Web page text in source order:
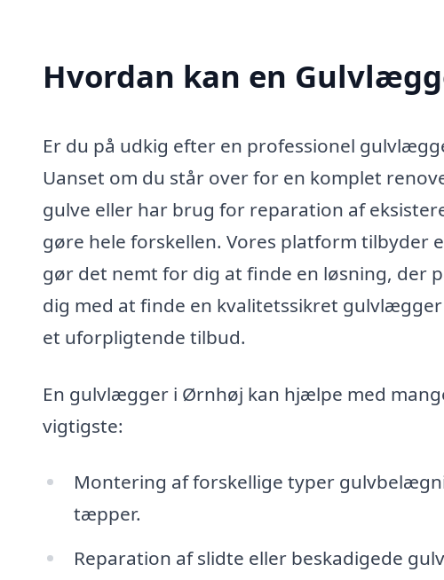
Hvordan kan en
Er du på udkig efter en professionel
Uanset om du står over for en komplet
gulve eller har brug for reparation af
gøre hele forskellen. Vores platform
gør det nemt for dig at finde en løsning, der
dig med at finde en kvalitetssikret
et uforpligtende tilbud.
En gulvlægger i Ørnhøj kan hjælpe med
vigtigste:
Montering af forskellige typer
tæpper.
Reparation af slidte eller beskadigede